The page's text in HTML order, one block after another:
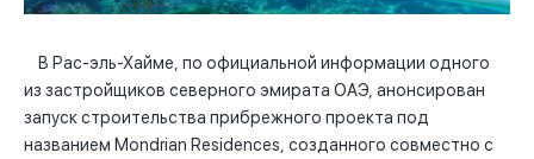
В Рас-эль-Хайме, по официальной информации одного
из застройщиков северного эмирата ОАЭ, анонсирован
запуск строительства прибрежного проекта под
названием Mondrian Residences, созданного совместно с